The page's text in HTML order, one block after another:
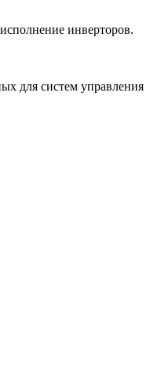
инверторов.
для систем управления